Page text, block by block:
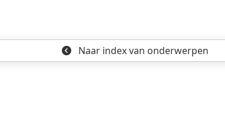
Naar indexvan onderwerpen